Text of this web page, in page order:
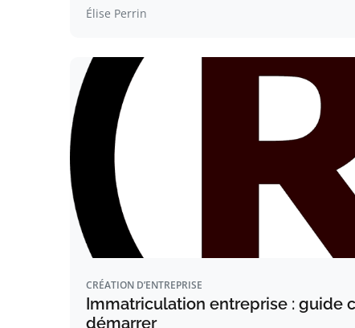
Élise Perrin
CRÉATION D’ENTREPRISE
Immatriculation entreprise : guide
démarrer